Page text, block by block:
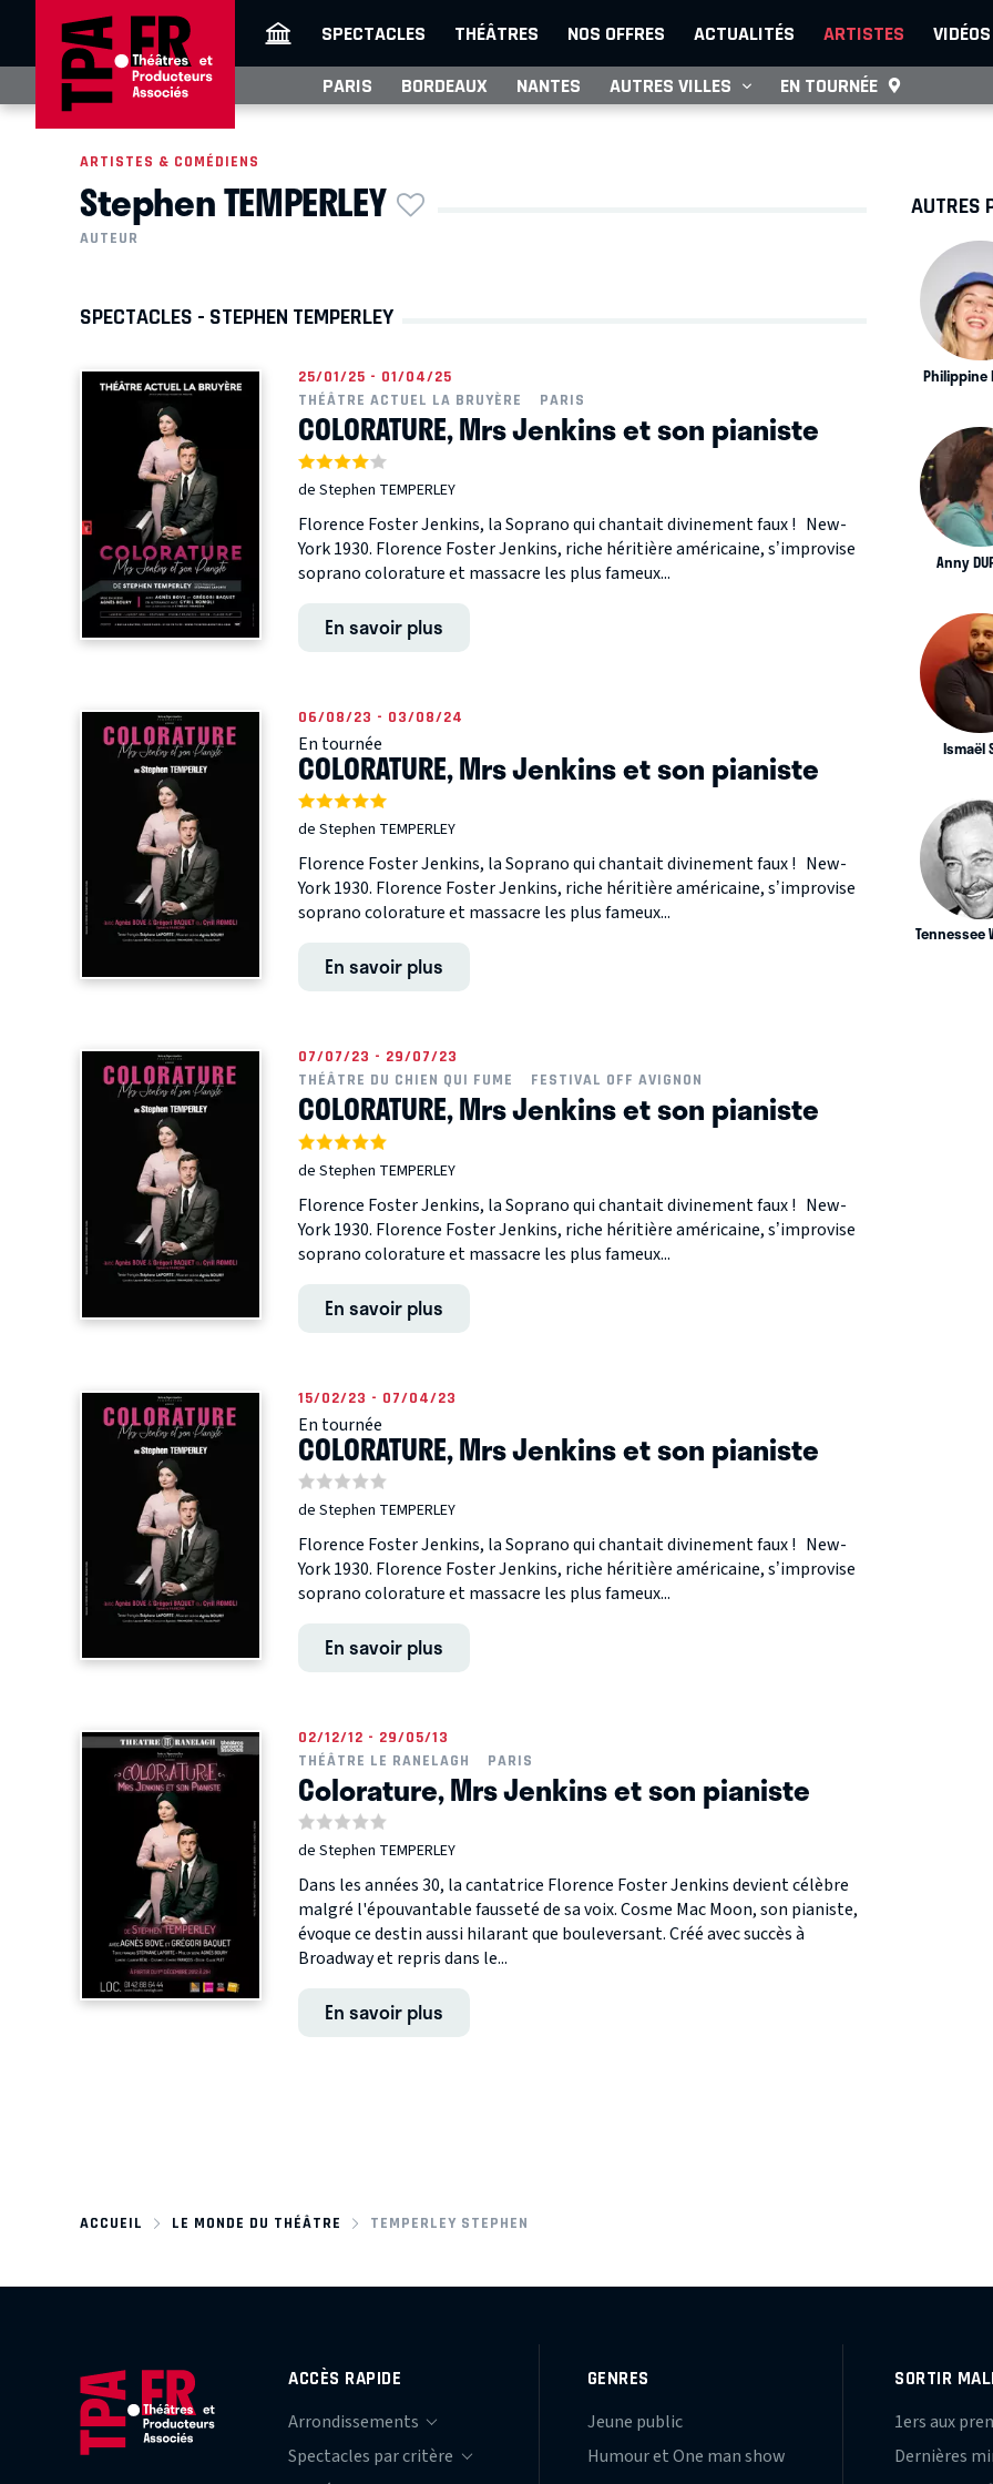
SPECTACLES THÉÂTRES NOS OFFRES ACTUALITÉS ARTISTES VIDÉOS
PARIS BORDEAUX NANTES AUTRES VILLES EN TOURNÉE
ARTISTES & COMÉDIENS
Stephen TEMPERLEY
AUTEUR
SPECTACLES - STEPHEN TEMPERLEY
25/01/25 - 01/04/25
THÉÂTRE ACTUEL LA BRUYÈRE
PARIS
COLORATURE, Mrs Jenkins et son pianiste
de Stephen TEMPERLEY
Florence Foster Jenkins, la Soprano qui chantait divinement faux ! New-
York 1930. Florence Foster Jenkins, riche héritière américaine, s’improvise
soprano colorature et massacre les plus fameux...
En savoir plus
06/08/23 - 03/08/24
En tournée
COLORATURE, Mrs Jenkins et son pianiste
de Stephen TEMPERLEY
Florence Foster Jenkins, la Soprano qui chantait divinement faux ! New-
York 1930. Florence Foster Jenkins, riche héritière américaine, s’improvise
soprano colorature et massacre les plus fameux...
En savoir plus
07/07/23 - 29/07/23
THÉÂTRE DU CHIEN QUI FUME
FESTIVAL OFF AVIGNON
COLORATURE, Mrs Jenkins et son pianiste
de Stephen TEMPERLEY
Florence Foster Jenkins, la Soprano qui chantait divinement faux ! New-
York 1930. Florence Foster Jenkins, riche héritière américaine, s’improvise
soprano colorature et massacre les plus fameux...
En savoir plus
15/02/23 - 07/04/23
En tournée
COLORATURE, Mrs Jenkins et son pianiste
de Stephen TEMPERLEY
Florence Foster Jenkins, la Soprano qui chantait divinement faux ! New-
York 1930. Florence Foster Jenkins, riche héritière américaine, s’improvise
soprano colorature et massacre les plus fameux...
En savoir plus
02/12/12 - 29/05/13
THÉÂTRE LE RANELAGH
PARIS
Colorature, Mrs Jenkins et son pianiste
de Stephen TEMPERLEY
Dans les années 30, la cantatrice Florence Foster Jenkins devient célèbre
malgré l'épouvantable fausseté de sa voix. Cosme Mac Moon, son pianiste,
évoque ce destin aussi hilarant que bouleversant. Créé avec succès à
Broadway et repris dans le...
En savoir plus
AUTRES
Philippine
Anny
Ismaël
Tennessee
ACCUEIL LE MONDE DU THÉÂTRE TEMPERLEY STEPHEN
ACCÈS RAPIDE GENRES
Jeune public
Humour et One man show
SORTIR
1ers aux
Dernières